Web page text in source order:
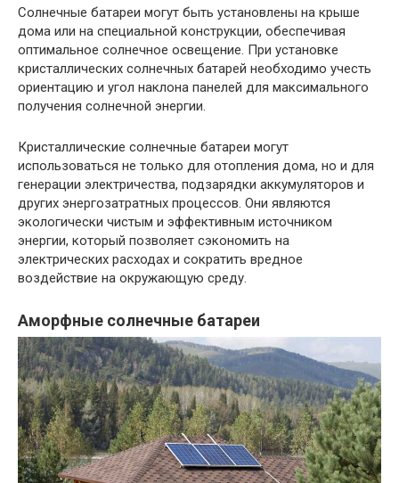
Солнечные батареи могут быть установлены на крыше
дома или на специальной конструкции, обеспечивая
оптимальное солнечное освещение. При установке
кристаллических солнечных батарей необходимо учесть
ориентацию и угол наклона панелей для максимального
получения солнечной энергии.
Кристаллические солнечные батареи могут
использоваться не только для отопления дома, но и для
генерации электричества, подзарядки аккумуляторов и
других энергозатратных процессов. Они являются
экологически чистым и эффективным источником
энергии, который позволяет сэкономить на
электрических расходах и сократить вредное
воздействие на окружающую среду.
Аморфные солнечные батареи